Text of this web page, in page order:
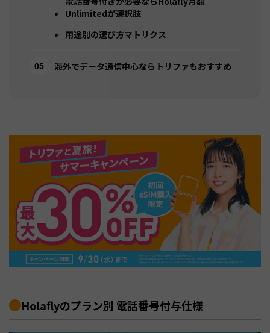
Unlimitedが選択肢
用途別の選び方マトリクス
海外でデータ通信中心ならトリファもおすすめ
Holaflyのプラン別 電話番号付与仕様